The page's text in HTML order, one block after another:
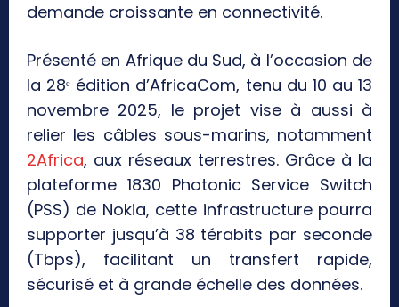
demande croissante en connectivité.
Présenté en Afrique du Sud, à l’occasion de
la 28ᵉ édition d’AfricaCom, tenu du 10 au 13
novembre 2025, le projet vise à aussi à
relier les câbles sous-marins, notamment
2Africa, aux réseaux terrestres. Grâce à la
plateforme 1830 Photonic Service Switch
(PSS) de Nokia, cette infrastructure pourra
supporter jusqu’à 38 térabits par seconde
(Tbps), facilitant un transfert rapide,
sécurisé et à grande échelle des données.